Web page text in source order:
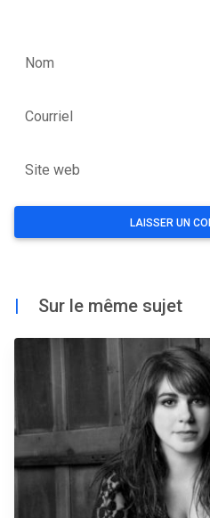
Nom
Courriel
Site web
| Sur le même sujet